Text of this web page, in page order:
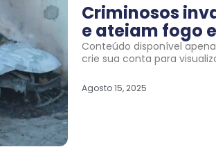
Criminosos
e ateiam fogo
Conteúdo disponível
crie sua conta para
Agosto 15, 2025